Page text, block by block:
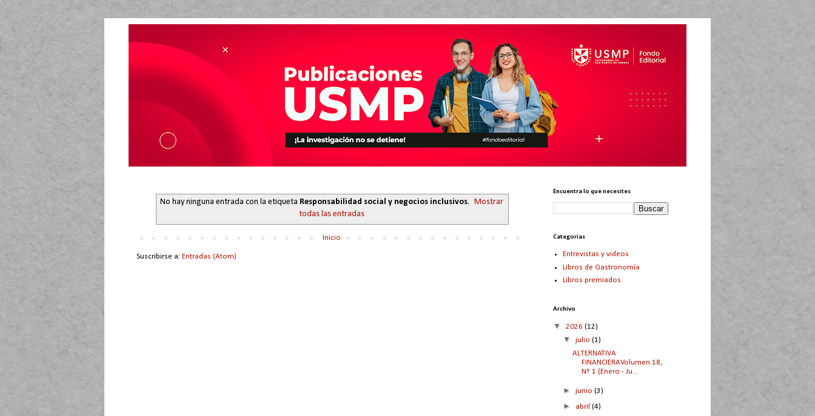
No hay ninguna entrada con la etiqueta Responsabilidad social y negocios inclusivos.
Mostrar
todas las entradas
Inicio
Suscribirse a: Entradas (Atom)
Encuentra lo que necesites
Categorías
Entrevistas y videos
Libros de Gastronomía
Libros premiados
Archivo
▼ 2026 (12)
▼ julio (1)
ALTERNATIVA
FINANCIERAVolumen 18,
Nº 1 (Enero - Ju...
► junio (3)
► abril (4)